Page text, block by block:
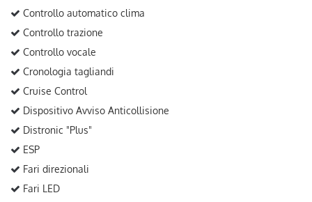
Controllo automatico clima
Controllo trazione
Controllo vocale
Cronologia tagliandi
Cruise Control
Dispositivo Avviso Anticollisione
Distronic "Plus"
ESP
Fari direzionali
Fari LED